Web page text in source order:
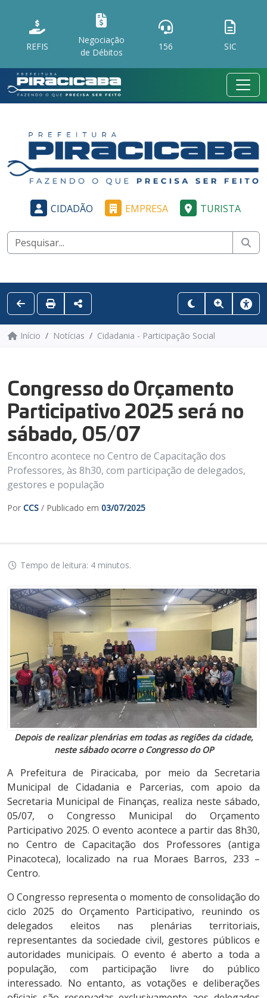
REFIS
Negociação
de Débitos
156 SIC
CIDADÃO EMPRESA TURISTA
Início Notícias Cidadania - Participação Social
Congresso do Orçamento
Participativo 2025 será no
sábado, 05/07
Encontro acontece no Centro de Capacitação dos
Professores, às 8h30, com participação de delegados,
gestores e população
Por CCS / Publicado em 03/07/2025
Tempo de leitura: 4 minutos.
Depois de realizar plenárias em todas as regiões da cidade,
neste sábado ocorre o Congresso do OP
A Prefeitura de Piracicaba, por meio da Secretaria
Municipal de Cidadania e Parcerias, com apoio da
Secretaria Municipal de Finanças, realiza neste sábado,
05/07, o Congresso Municipal do Orçamento
Participativo 2025. O evento acontece a partir das 8h30,
no Centro de Capacitação dos Professores (antiga
Pinacoteca), localizado na rua Moraes Barros, 233 –
Centro.
O Congresso representa o momento de consolidação do
ciclo 2025 do Orçamento Participativo, reunindo os
delegados eleitos nas plenárias territoriais,
representantes da sociedade civil, gestores públicos e
autoridades municipais. O evento é aberto a toda a
população, com participação livre do público
interessado. No entanto, as votações e deliberações